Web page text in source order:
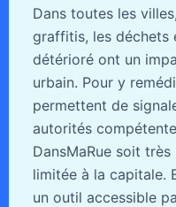
Dans toutes les
graffitis, les déchets
détérioré ont un
urbain. Pour y
permettent de
autorités
DansMaRue soit
limitée à la capitale.
un outil accessible